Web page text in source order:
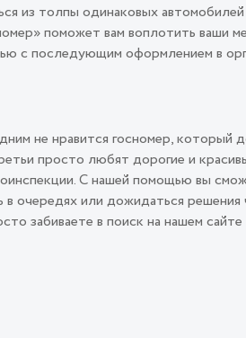
из толпы одинаковых
поможет вам воплотить ваши
с последующим оформлением в
не нравится госномер, который
просто любят дорогие и
С нашей помощью вы
или дожидаться решения
забиваете в поиск на нашем